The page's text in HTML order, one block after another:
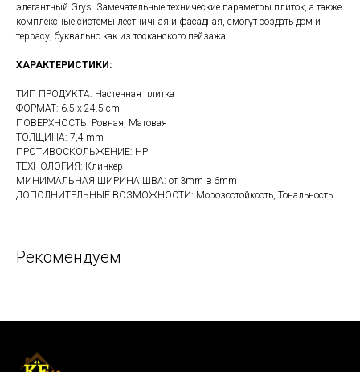
элегантный Grys. Замечательные технические параметры плиток, а также
комплексные системы лестничная и фасадная, смогут создать дом и
террасу, буквально как из тосканского пейзажа.
ХАРАКТЕРИСТИКИ:
ТИП ПРОДУКТА: Настенная плитка
ФОРМАТ: 6.5 x 24.5 cm
ПОВЕРХНОСТЬ: Ровная, Матовая
ТОЛЩИНА: 7,4 mm
ПРОТИВОСКОЛЬЖЕНИЕ: НP
ТЕХНОЛОГИЯ: Клинкер
МИНИМАЛЬНАЯ ШИРИНА ШВА: от 3mm в 6mm
ДОПОЛНИТЕЛЬНЫЕ ВОЗМОЖНОСТИ: Морозостойкость, Тональность
Рекомендуем